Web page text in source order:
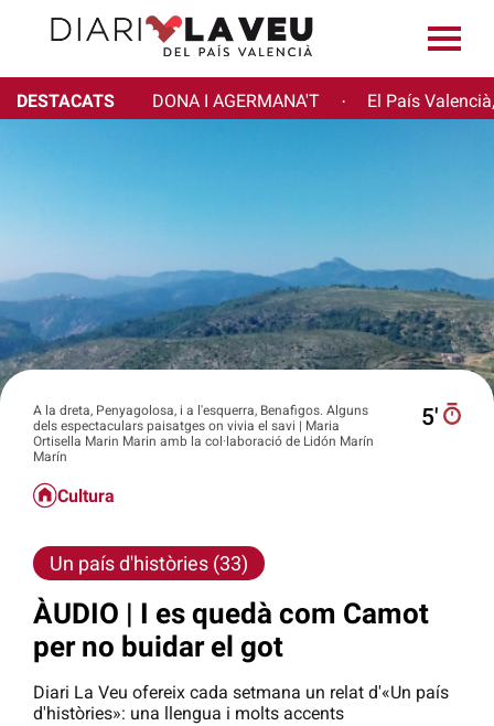
DESTACATS DONA I AGERMANA'T · El País
A la dreta, Penyagolosa, i a l'esquerra, Benafigos. Alguns
dels espectaculars paisatges on vivia el savi | Maria
Ortisella Marin Marin amb la col·laboració de Lidón Marín
Marín
5′
Cultura
Un país d'històries (33)
ÀUDIO | I es quedà com Camot
per no buidar el got
Diari La Veu ofereix cada setmana un relat d'«Un país
d'històries»: una llengua i molts accents